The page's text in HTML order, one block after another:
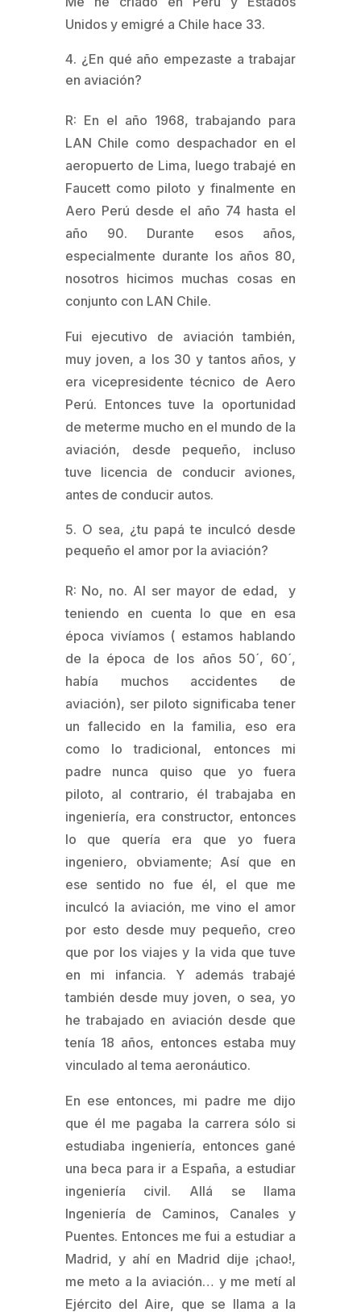
Unidos y emigré a Chile hace 33.
¿En qué año empezaste a trabajar
en aviación?
R: En el año 1968, trabajando para
LAN Chile como despachador en el
aeropuerto de Lima, luego trabajé en
Faucett como piloto y finalmente en
Aero Perú desde el año 74 hasta el
año 90. Durante esos años,
especialmente durante los años 80,
nosotros hicimos muchas cosas en
conjunto con LAN Chile.
Fui ejecutivo de aviación también,
muy joven, a los 30 y tantos años, y
era vicepresidente técnico de Aero
Perú. Entonces tuve la oportunidad
de meterme mucho en el mundo de la
aviación, desde pequeño, incluso
tuve licencia de conducir aviones,
antes de conducir autos.
O sea, ¿tu papá te inculcó desde
pequeño el amor por la aviación?
R: No, no. Al ser mayor de edad, y
teniendo en cuenta lo que en esa
época vivíamos ( estamos hablando
de la época de los años 50´, 60´,
había muchos accidentes de
aviación), ser piloto significaba tener
un fallecido en la familia, eso era
como lo tradicional, entonces mi
padre nunca quiso que yo fuera
piloto, al contrario, él trabajaba en
ingeniería, era constructor, entonces
lo que quería era que yo fuera
ingeniero, obviamente; Así que en
ese sentido no fue él, el que me
inculcó la aviación, me vino el amor
por esto desde muy pequeño, creo
que por los viajes y la vida que tuve
en mi infancia. Y además trabajé
también desde muy joven, o sea, yo
he trabajado en aviación desde que
tenía 18 años, entonces estaba muy
vinculado al tema aeronáutico.
En ese entonces, mi padre me dijo
que él me pagaba la carrera sólo si
estudiaba ingeniería, entonces gané
una beca para ir a España, a estudiar
ingeniería civil. Allá se llama
Ingeniería de Caminos, Canales y
Puentes. Entonces me fui a estudiar a
Madrid, y ahí en Madrid dije ¡chao!,
me meto a la aviación… y me metí al
Ejército del Aire, que se llama a la